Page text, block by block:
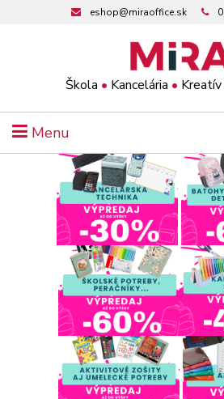
Škola • Kancelária •
eshop@miraoffice.sk
Menu